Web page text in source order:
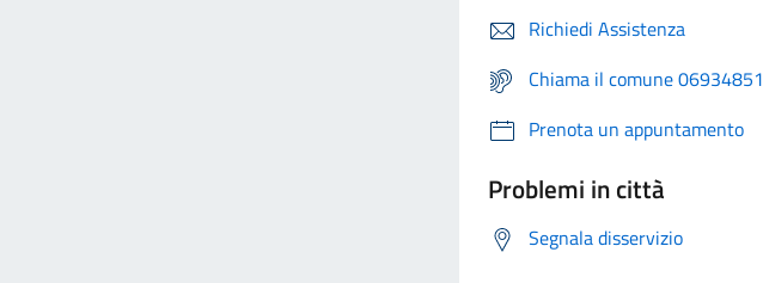
Richiedi Assistenza
Chiama il comune 06934851
Prenota un appuntamento
Problemi in città
Segnala disservizio